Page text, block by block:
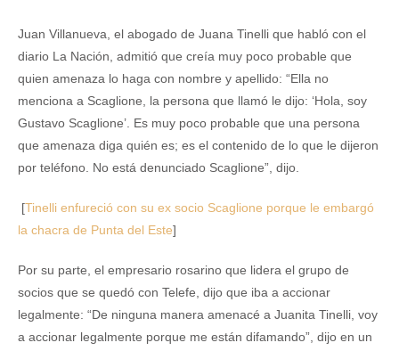
Juan Villanueva, el abogado de Juana Tinelli que habló con el
diario La Nación, admitió que creía muy poco probable que
quien amenaza lo haga con nombre y apellido: “Ella no
menciona a Scaglione, la persona que llamó le dijo: ‘Hola, soy
Gustavo Scaglione’. Es muy poco probable que una persona
que amenaza diga quién es; es el contenido de lo que le dijeron
por teléfono. No está denunciado Scaglione”, dijo.
[Tinelli enfureció con su ex socio Scaglione porque le embargó
la chacra de Punta del Este]
Por su parte, el empresario rosarino que lidera el grupo de
socios que se quedó con Telefe, dijo que iba a accionar
legalmente: “De ninguna manera amenacé a Juanita Tinelli, voy
a accionar legalmente porque me están difamando”, dijo en un